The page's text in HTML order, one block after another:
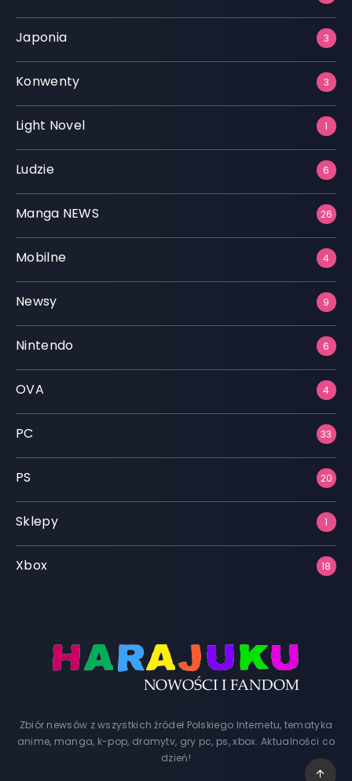
Japonia 3
Konwenty 3
Light Novel 1
Ludzie 6
Manga NEWS 26
Mobilne 4
Newsy 9
Nintendo 6
OVA 4
PC 33
PS 20
Sklepy 1
Xbox 18
Zbiór newsów z wszystkich źródeł Polskiego Internetu, tematyka
anime, manga, k-pop, dramytv, gry pc, ps, xbox. Aktualności co
dzień!